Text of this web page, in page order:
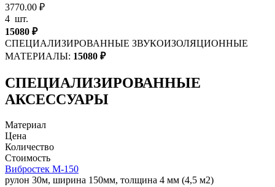
3770.00 ₽
4 шт.
15080 ₽
СПЕЦИАЛИЗИРОВАННЫЕ ЗВУКОИЗОЛЯЦИОННЫЕ
МАТЕРИАЛЫ: 15080 ₽
СПЕЦИАЛИЗИРОВАННЫЕ
АКСЕССУАРЫ
Материал
Цена
Количество
Стоимость
Вибростек М-150
рулон 30м, ширина 150мм, толщина 4 мм (4,5 м2)